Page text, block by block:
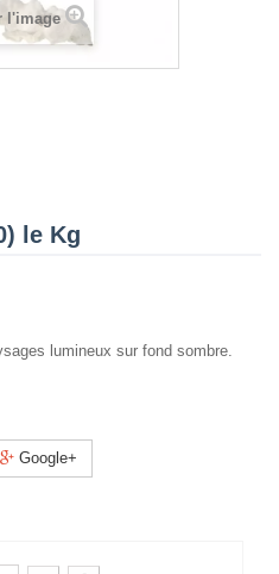
l'image
le Kg
lumineux sur fond sombre.
Google+